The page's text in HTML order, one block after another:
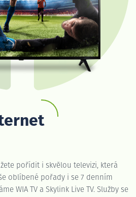
pořídit i skvělou televizi, která
oblíbené pořady i se 7 denním
WIA TV a Skylink Live TV. Služby se